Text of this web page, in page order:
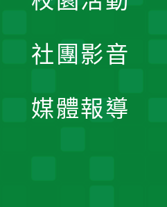
社團影音
媒體報導